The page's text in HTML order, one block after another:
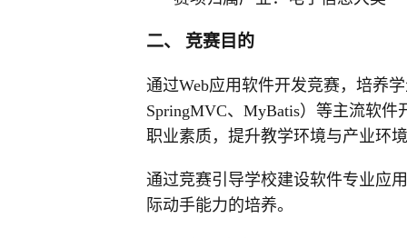
二、 竞赛目的
通过Web应用软件开发竞赛，培养
SpringMVC、MyBatis）等主流软
职业素质，提升教学环境与产业环
通过竞赛引导学校建设软件专业应
际动手能力的培养。